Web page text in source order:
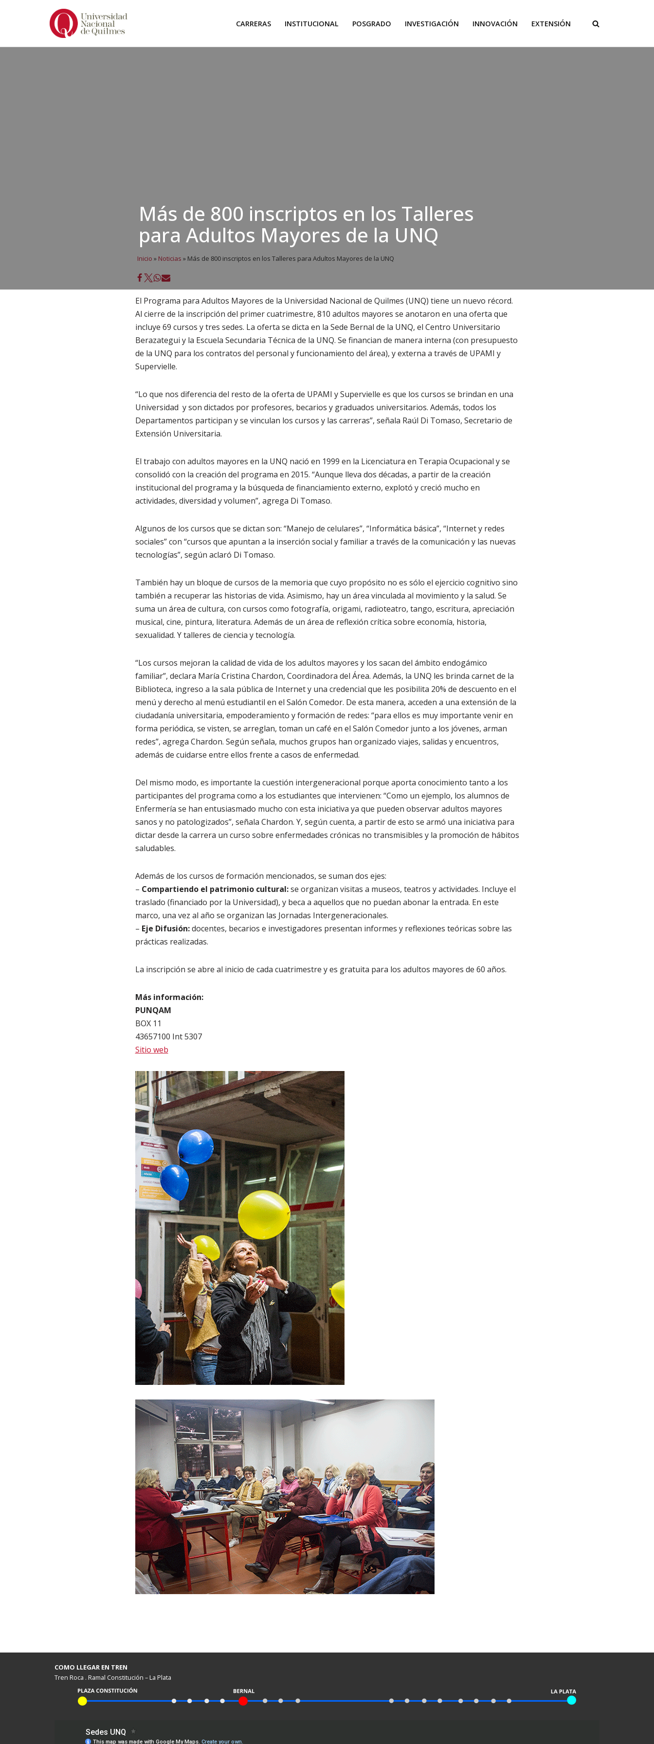
CARRERAS INSTITUCIONAL POSGRADO INVESTIGACIÓN INNOVACIÓN EXTENSIÓN
Más de 800 inscriptos en los Talleres
para Adultos Mayores de la UNQ
Inicio » Noticias » Más de 800 inscriptos en los Talleres para Adultos Mayores de la UNQ
El Programa para Adultos Mayores de la Universidad Nacional de Quilmes (UNQ) tiene un nuevo récord.
Al cierre de la inscripción del primer cuatrimestre, 810 adultos mayores se anotaron en una oferta que
incluye 69 cursos y tres sedes. La oferta se dicta en la Sede Bernal de la UNQ, el Centro Universitario
Berazategui y la Escuela Secundaria Técnica de la UNQ. Se financian de manera interna (con presupuesto
de la UNQ para los contratos del personal y funcionamiento del área), y externa a través de UPAMI y
Supervielle.
“Lo que nos diferencia del resto de la oferta de UPAMI y Supervielle es que los cursos se brindan en una
Universidad y son dictados por profesores, becarios y graduados universitarios. Además, todos los
Departamentos participan y se vinculan los cursos y las carreras”, señala Raúl Di Tomaso, Secretario de
Extensión Universitaria.
El trabajo con adultos mayores en la UNQ nació en 1999 en la Licenciatura en Terapia Ocupacional y se
consolidó con la creación del programa en 2015. “Aunque lleva dos décadas, a partir de la creación
institucional del programa y la búsqueda de financiamiento externo, explotó y creció mucho en
actividades, diversidad y volumen”, agrega Di Tomaso.
Algunos de los cursos que se dictan son: “Manejo de celulares”, “Informática básica”, “Internet y redes
sociales” con “cursos que apuntan a la inserción social y familiar a través de la comunicación y las nuevas
tecnologías”, según aclaró Di Tomaso.
También hay un bloque de cursos de la memoria que cuyo propósito no es sólo el ejercicio cognitivo sino
también a recuperar las historias de vida. Asimismo, hay un área vinculada al movimiento y la salud. Se
suma un área de cultura, con cursos como fotografía, origami, radioteatro, tango, escritura, apreciación
musical, cine, pintura, literatura. Además de un área de reflexión crítica sobre economía, historia,
sexualidad. Y talleres de ciencia y tecnología.
“Los cursos mejoran la calidad de vida de los adultos mayores y los sacan del ámbito endogámico
familiar”, declara María Cristina Chardon, Coordinadora del Área. Además, la UNQ les brinda carnet de la
Biblioteca, ingreso a la sala pública de Internet y una credencial que les posibilita 20% de descuento en el
menú y derecho al menú estudiantil en el Salón Comedor. De esta manera, acceden a una extensión de la
ciudadanía universitaria, empoderamiento y formación de redes: “para ellos es muy importante venir en
forma periódica, se visten, se arreglan, toman un café en el Salón Comedor junto a los jóvenes, arman
redes”, agrega Chardon. Según señala, muchos grupos han organizado viajes, salidas y encuentros,
además de cuidarse entre ellos frente a casos de enfermedad.
Del mismo modo, es importante la cuestión intergeneracional porque aporta conocimiento tanto a los
participantes del programa como a los estudiantes que intervienen: “Como un ejemplo, los alumnos de
Enfermería se han entusiasmado mucho con esta iniciativa ya que pueden observar adultos mayores
sanos y no patologizados”, señala Chardon. Y, según cuenta, a partir de esto se armó una iniciativa para
dictar desde la carrera un curso sobre enfermedades crónicas no transmisibles y la promoción de hábitos
saludables.
Además de los cursos de formación mencionados, se suman dos ejes:
– Compartiendo el patrimonio cultural:se organizan visitas a museos, teatros y actividades. Incluye el
traslado (financiado por la Universidad), y beca a aquellos que no puedan abonar la entrada. En este
marco, una vez al año se organizan las Jornadas Intergeneracionales.
– Eje Difusión:docentes, becarios e investigadores presentan informes y reflexiones teóricas sobre las
prácticas realizadas.
La inscripción se abre al inicio de cada cuatrimestre y es gratuita para los adultos mayores de 60 años.
Más información:
PUNQAM
BOX 11
43657100 Int 5307
Sitio web
COMO LLEGAR EN TREN
Tren Roca . Ramal Constitución – La Plata